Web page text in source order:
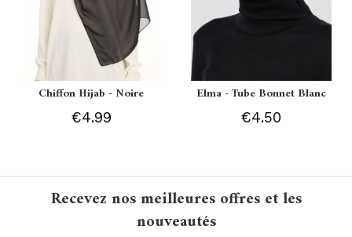
Chiffon Hijab - Noire
€4.99
Elma - Tube Bonnet Blanc
€4.50
Recevez nos meilleures offres et les
nouveautés